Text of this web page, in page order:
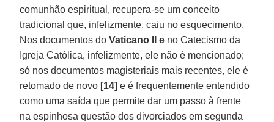
comunhão espiritual, recupera-se um conceito
tradicional que, infelizmente, caiu no esquecimento.
Nos documentos doVaticano II e no Catecismo da
Igreja Católica, infelizmente, ele não é mencionado;
só nos documentos magisteriais mais recentes, ele é
retomado de novo [14] e é frequentemente entendido
como uma saída que permite dar um passo à frente
na espinhosa questão dos divorciados em segunda